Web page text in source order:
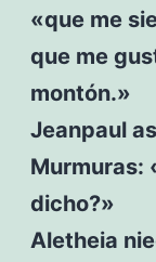
«que me
que me
montón.»
Jeanpaul
Murmuras:
dicho?»
Aletheia